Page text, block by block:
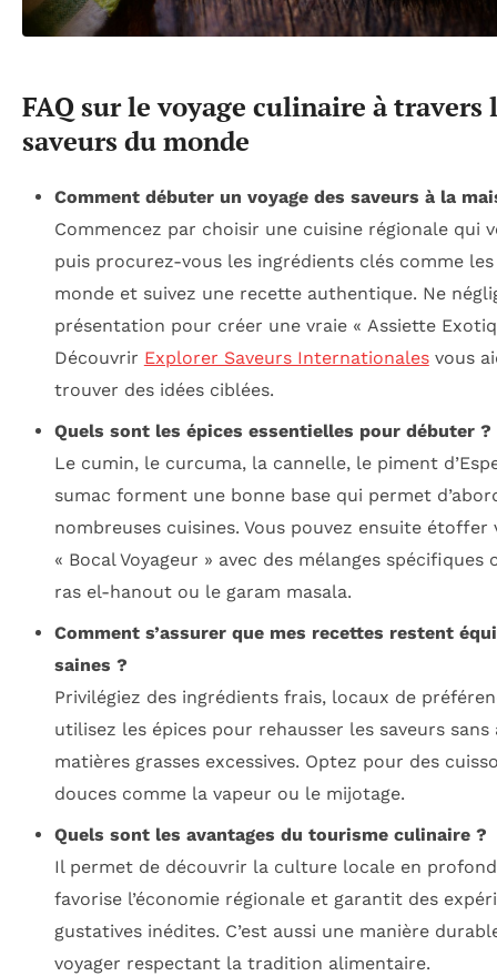
FAQ sur le voyage culinaire à travers
saveurs du monde
Comment débuter un voyage des saveurs à la
Commencez par choisir une cuisine régionale qui
puis procurez-vous les ingrédients clés comme
monde et suivez une recette authentique. Ne
présentation pour créer une vraie « Assiette
Découvrir Explorer Saveurs Internationalesvous
trouver des idées ciblées.
Quels sont les épices essentielles pour débuter ?
Le cumin, le curcuma, la cannelle, le piment
sumac forment une bonne base qui permet
nombreuses cuisines. Vous pouvez ensuite étoffer
« Bocal Voyageur » avec des mélanges spécifiques
ras el-hanout ou le garam masala.
Comment s’assurer que mes recettes restent
saines ?
Privilégiez des ingrédients frais, locaux de
utilisez les épices pour rehausser les saveurs
matières grasses excessives. Optez pour des
douces comme la vapeur ou le mijotage.
Quels sont les avantages du tourisme culinaire ?
Il permet de découvrir la culture locale en
favorise l’économie régionale et garantit des
gustatives inédites. C’est aussi une manière
voyager respectant la tradition alimentaire.